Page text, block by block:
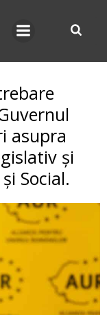
asupra
și
Social.